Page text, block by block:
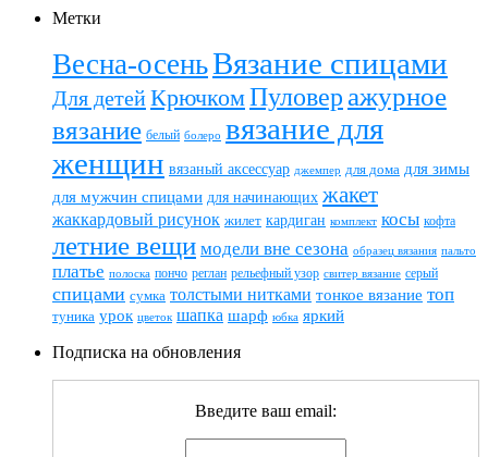
Метки
Весна-осеньВязание спицами
Для детейКрючкомПуловер ажурное
вязание белый болеро вязание для
женщин вязаный аксессуар джемпер для дома для зимы
для мужчин спицами для начинающих жакет
жаккардовый рисунок жилет кардиган комплект косы кофта
летние вещи модели вне сезона образец вязания пальто
платье полоска пончо реглан рельефный узор свитер вязание серый
спицами сумка толстыми нитками тонкое вязание топ
туника урок цветок шапка шарф юбка яркий
Подписка на обновления
Введите ваш email: